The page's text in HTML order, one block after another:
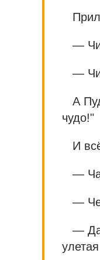
—
—
А
чудо!"
И
—
—
— Да